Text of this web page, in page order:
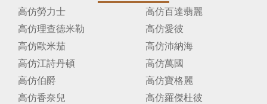
高仿勞力士
高仿百達翡麗
高仿理查德米勒
高仿愛彼
高仿歐米茄
高仿沛納海
高仿江詩丹頓
高仿萬國
高仿伯爵
高仿寶格麗
高仿香奈兒
高仿羅傑杜彼